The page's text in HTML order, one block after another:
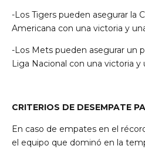
-Los Tigers pueden asegurar la
Americana con una victoria y
-Los Mets pueden asegurar un
Liga Nacional con una victoria y
CRITERIOS DE DESEMPATE
En caso de empates en el
el equipo que dominó en la